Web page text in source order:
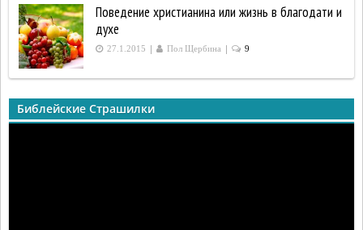
Поведение христианина или жизнь в благодати и
духе
27.1.2015 | Пол Щербина | 9
Библейские Страшилки